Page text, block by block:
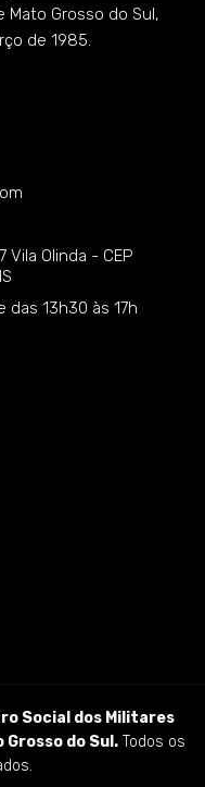
Mato Grosso do Sul,
de 1985.
Vila Olinda - CEP
das 13h30 às 17h
Social dos Militares
do Sul.Todos os